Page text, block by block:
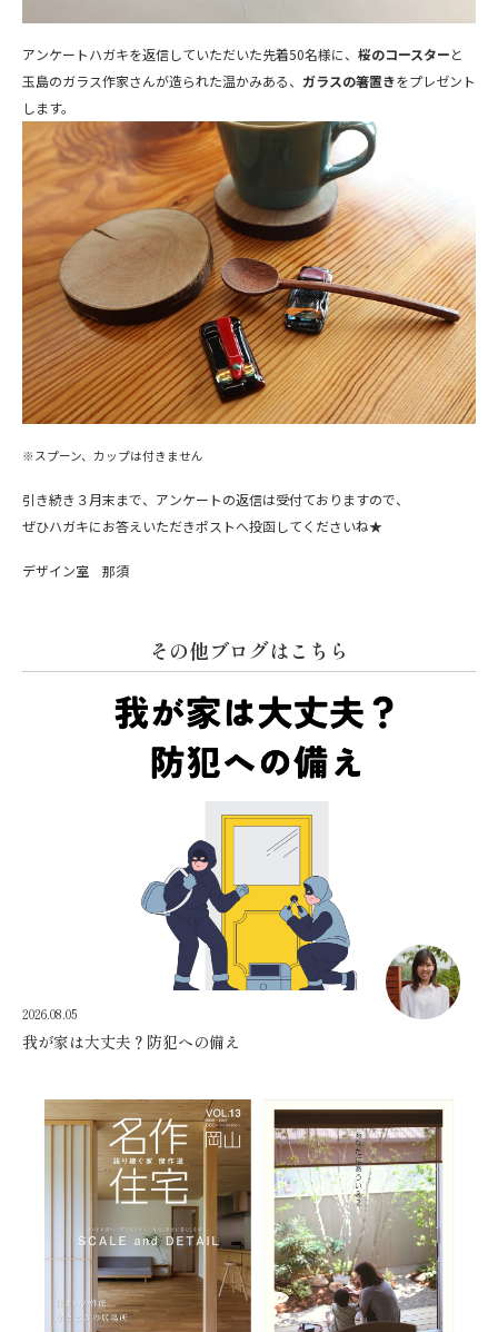
アンケートハガキを返信していただいた先着50名様に、 桜のコースターと
玉島のガラス作家さんが造られた温かみある、 ガラスの箸置きをプレゼント
します。
※スプーン、カップは付きません
引き続き３月末まで、アンケートの返信は受付ておりますので、
ぜひハガキにお答えいただきポストへ投函してくださいね★
デザイン室 那須
その他ブログはこちら
2026.08.05
我が家は大丈夫？防犯への備え